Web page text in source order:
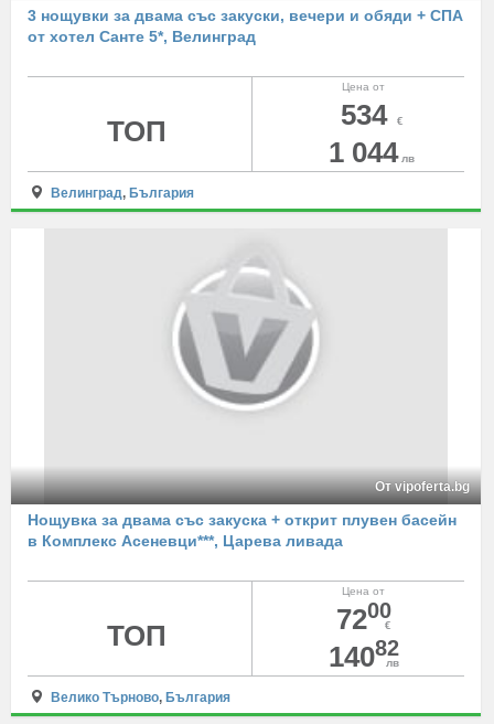
3 нощувки за двама със закуски, вечери и обяди + СПА
от хотел Санте 5*, Велинград
Цена от
534 €
1 044 лв
ТОП
Велинград, България
От vipoferta.bg
Нощувка за двама със закуска + открит плувен басейн
в Комплекс Асеневци***, Царева ливада
Цена от
7200
€
14082
лв
ТОП
Велико Търново, България